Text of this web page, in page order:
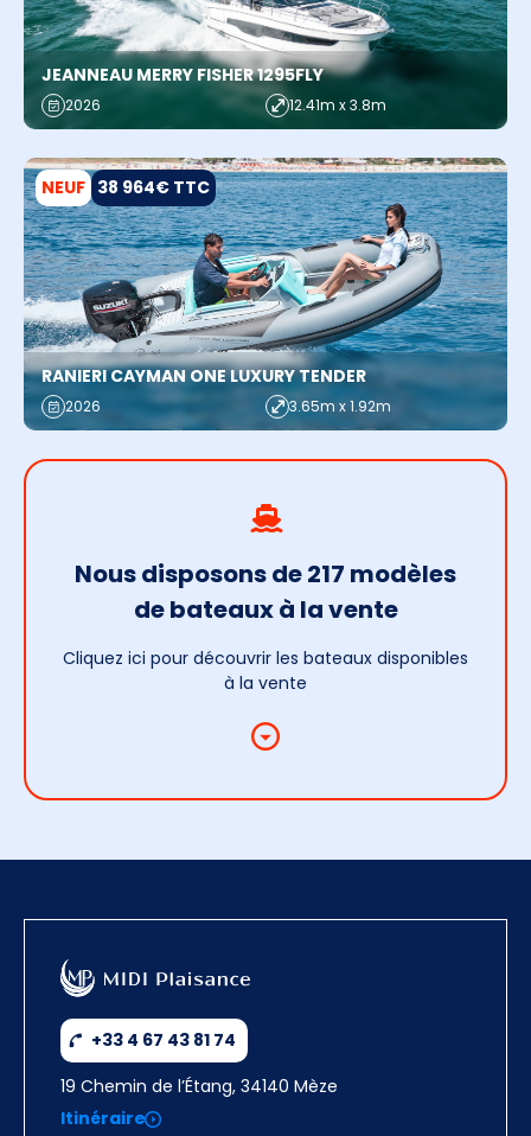
JEANNEAU MERRY FISHER 1295FLY
2026 12.41m x 3.8m
NEUF 38 964€ TTC
RANIERI CAYMAN ONE LUXURY TENDER
2026 3.65m x 1.92m
Nous disposons de 217 modèles
de bateaux à la vente
Cliquez ici pour découvrir les bateaux disponibles
à la vente
+33 4 67 43 81 74
19 Chemin de l’Étang, 34140 Mèze
Itinéraire